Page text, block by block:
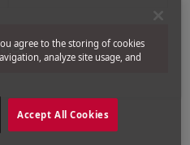
agree to the storing of cookies
analyze site usage, and
Accept All Cookies